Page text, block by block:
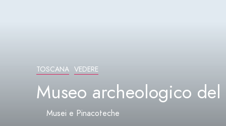
TOSCANA VEDERE
Museo archeologico
Musei e Pinacoteche